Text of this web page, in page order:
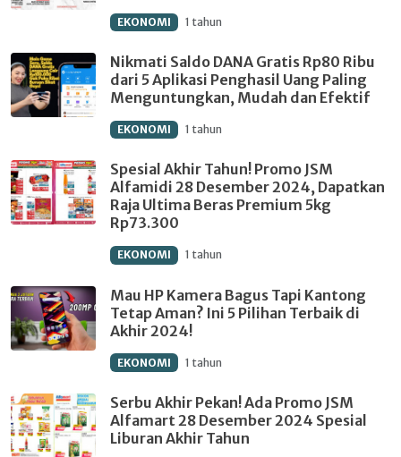
EKONOMI 1 tahun
Nikmati Saldo DANA Gratis Rp80 Ribu
dari 5 Aplikasi Penghasil Uang Paling
Menguntungkan, Mudah dan Efektif
EKONOMI 1 tahun
Spesial Akhir Tahun! Promo JSM
Alfamidi 28 Desember 2024, Dapatkan
Raja Ultima Beras Premium 5kg
Rp73.300
EKONOMI 1 tahun
Mau HP Kamera Bagus Tapi Kantong
Tetap Aman? Ini 5 Pilihan Terbaik di
Akhir 2024!
EKONOMI 1 tahun
Serbu Akhir Pekan! Ada Promo JSM
Alfamart 28 Desember 2024 Spesial
Liburan Akhir Tahun